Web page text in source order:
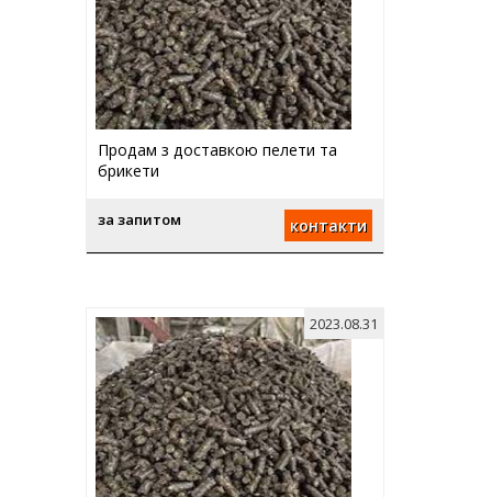
Продам з доставкою пелети та
брикети
за запитом контакти
2023.08.31